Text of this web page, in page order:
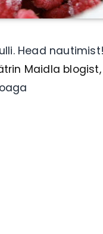
Head nautimist!
Maidla